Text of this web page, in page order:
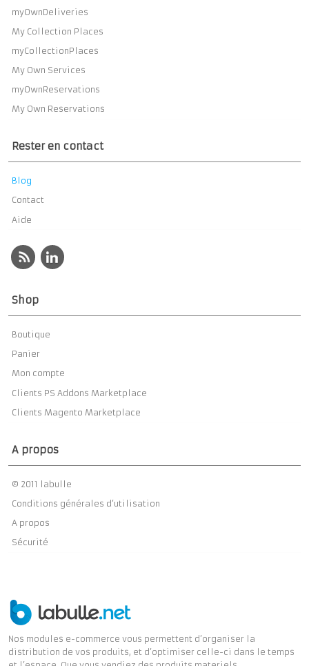
myOwnDeliveries
My Collection Places
myCollectionPlaces
My Own Services
myOwnReservations
My Own Reservations
Rester en contact
Blog
Contact
Aide
Shop
Boutique
Panier
Mon compte
Clients PS Addons Marketplace
Clients Magento Marketplace
A propos
© 2011 labulle
Conditions générales d’utilisation
A propos
Sécurité
Nos modules e-commerce vous permettent d’organiser la
distribution de vos produits, et d’optimiser celle-ci dans le temps